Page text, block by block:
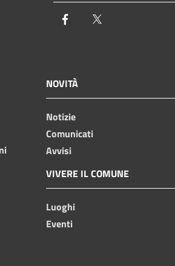
Facebook
NOVITÀ
Notizie
Comunicati
Avvisi
VIVERE IL COMUNE
Luoghi
Eventi